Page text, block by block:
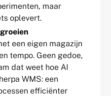
maar
oplevert.
een eigen magazijn
tempo. Geen gedoe,
dat weet hoe AI
WMS: een
efficiënter